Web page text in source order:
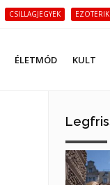
CSILLAGJEGYEK
ÉLETMÓD KULT